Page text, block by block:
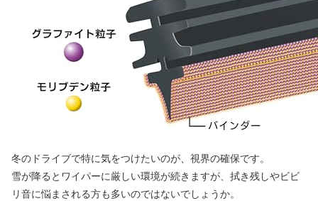
冬のドライブで特に気をつけたいのが、視界の確保です。
雪が降るとワイパーに厳しい環境が続きますが、拭き残しやビビ
リ音に悩まされる方も多いのではないでしょうか。